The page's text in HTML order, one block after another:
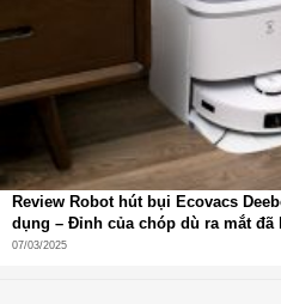
Redmi Watch 5 không chỉ là
trợ thủ theo dõi sức khỏe
Cảm biến nhịp tim theo
tình trạng tim mạch rõ ràng
SpO₂ (đo nồng độ oxy
ngủ
, hỗ trợ đánh giá chất
Tích hợpcảm biến gia
bàn, cảm biến ánh sáng
Review Robot hút bụi Ecovacs
dụng – Đỉnh của chóp dù ra mắt đã
07/03/2025